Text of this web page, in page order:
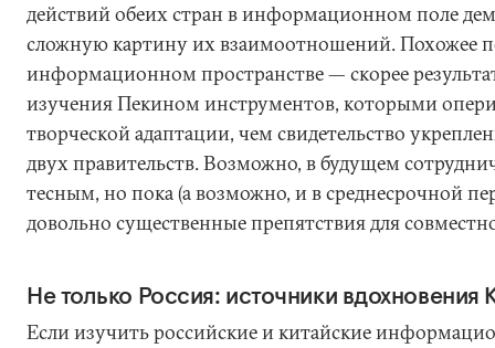
действий обеих стран в информационном поле
сложную картину их взаимоотношений. Похожее
информационном пространстве — скорее
изучения Пекином инструментов, которыми
творческой адаптации, чем свидетельство
двух правительств. Возможно, в будущем
тесным, но пока (а возможно, и в среднесрочной
довольно существенные препятствия для
Не только Россия: источники вдохновения
Если изучить российские и китайские